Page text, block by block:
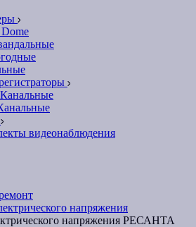
Dome
видеонаблюдения
напряжения
напряжения РЕСАНТА